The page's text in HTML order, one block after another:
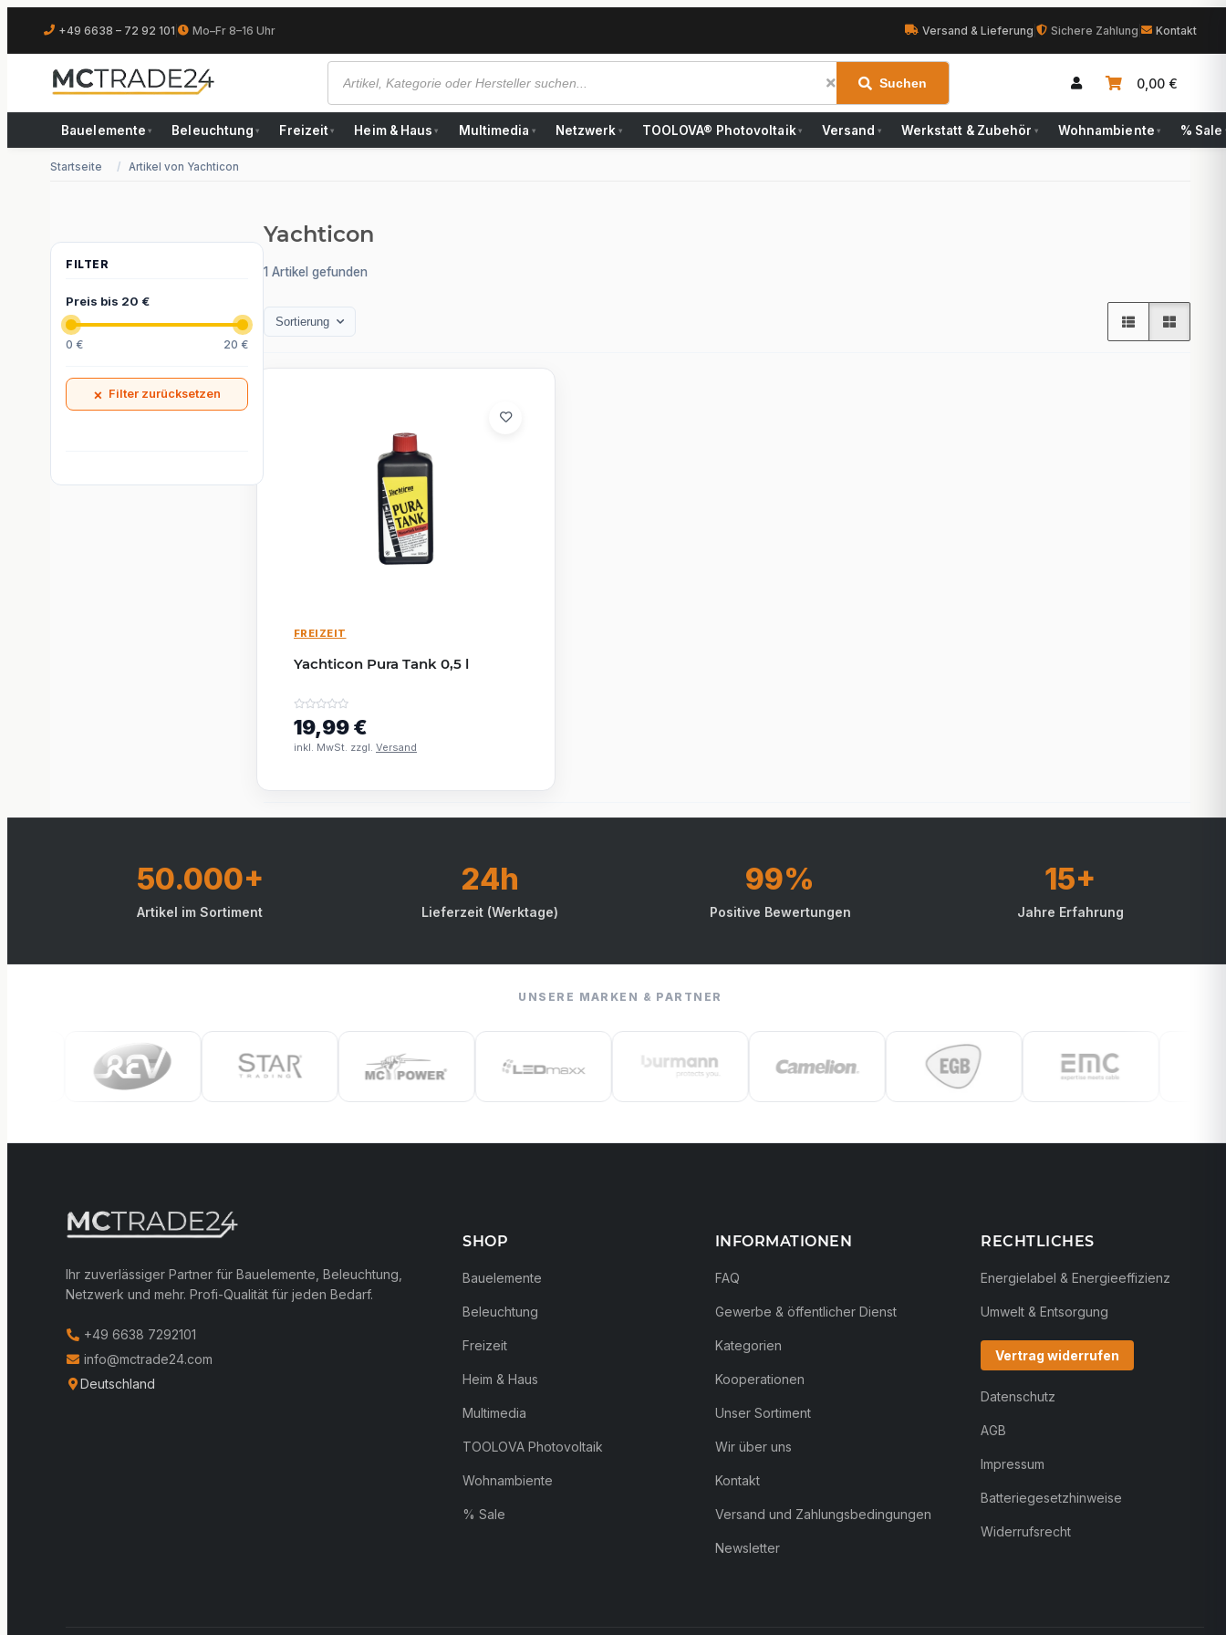
+49 6638 – 72 92 101 Mo–Fr 8–16 Uhr Versand & Lieferung Sichere Zahlung Kontakt
Suchen 0,00 €
Bauelemente ▾ Beleuchtung ▾ Freizeit ▾ Heim & Haus ▾ Multimedia ▾ Netzwerk ▾ TOOLOVA® Photovoltaik ▾ Versand ▾ Werkstatt & Zubehör ▾ Wohnambiente ▾ % Sale
Startseite Artikel von Yachticon
Yachticon
1 Artikel gefunden
Sortierung
FREIZEIT
Yachticon Pura Tank 0,5 l
19,99 €
inkl. MwSt. zzgl. Versand
Preis bis 20 €
0 € 20 €
× Filter zurücksetzen
50.000+
Artikel im Sortiment
24h
Lieferzeit (Werktage)
99%
Positive Bewertungen
15+
Jahre Erfahrung
UNSERE MARKEN & PARTNER
Ihr zuverlässiger Partner für Bauelemente, Beleuchtung,
Netzwerk und mehr. Profi-Qualität für jeden Bedarf.
+49 6638 7292101
info@mctrade24.com
Deutschland
SHOP
Bauelemente
Beleuchtung
Freizeit
Heim & Haus
Multimedia
TOOLOVA Photovoltaik
Wohnambiente
% Sale
INFORMATIONEN
FAQ
Gewerbe & öffentlicher Dienst
Kategorien
Kooperationen
Unser Sortiment
Wir über uns
Kontakt
Versand und Zahlungsbedingungen
Newsletter
RECHTLICHES
Energielabel & Energieeffizienz
Umwelt & Entsorgung
Vertrag widerrufen
Datenschutz
AGB
Impressum
Batteriegesetzhinweise
Widerrufsrecht